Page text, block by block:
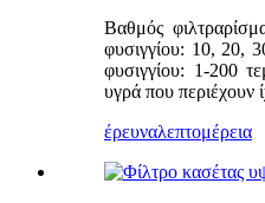
Βαθμός
φυσιγγίου: 10, 20,
φυσιγγίου: 1-200
υγρά που περιέχουν
έρευναλεπτομέρεια